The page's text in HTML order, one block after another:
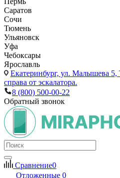
Саратов
Сочи
Тюмень
Ульяновск
Уфа
Чебоксары
Ярославль
Екатеринбург, ул. Малышева 5,
справа от эскалатора.
8 (800) 500-00-22
Обратный звонок
Сравнение0
Отложенные 0